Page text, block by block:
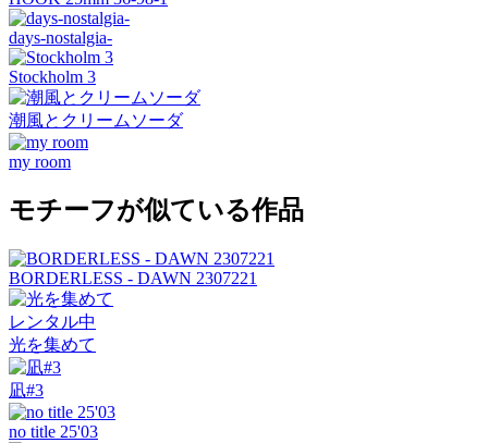
days-nostalgia-
Stockholm 3
潮風とクリームソーダ
my room
モチーフが似ている作品
BORDERLESS - DAWN 2307221
レンタル中
光を集めて
凪#3
no title 25'03